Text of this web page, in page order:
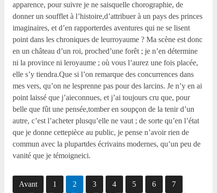
apparence, pour suivre je ne saisquelle chorographie, de
donner un soufflet à l’histoire,d’attribuer à un pays des princes
imaginaires, et d’en rapporterdes aventures qui ne se lisent
point dans les chroniques de leurroyaume ? Ma scène est donc
en un château d’un roi, proched’une forêt ; je n’en détermine
ni la province ni leroyaume ; où vous l’aurez une fois placée,
elle s’y tiendra.Que si l’on remarque des concurrences dans
mes vers, qu’on ne lesprenne pas pour des larcins. Je n’y en ai
point laissé que j’aieconnues, et j’ai toujours cru que, pour
belle que fût une pensée,tomber en soupçon de la tenir d’un
autre, c’est l’acheter plusqu’elle ne vaut ; de sorte qu’en l’état
que je donne cettepièce au public, je pense n’avoir rien de
commun avec la plupartdes écrivains modernes, qu’un peu de
vanité que je témoigneici.
Avant 1 2 3 4 5 6 7